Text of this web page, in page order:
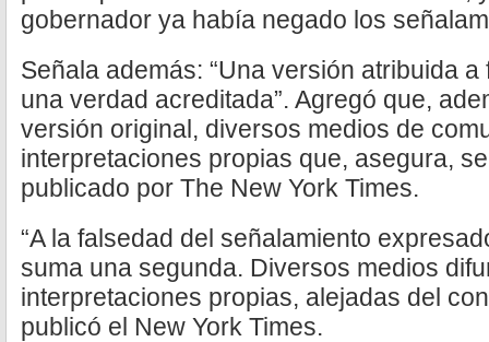
gobernador ya había negado los
Señala además: “Una versión atribuida
una verdad acreditada”. Agregó que,
versión original, diversos medios de
interpretaciones propias que, asegura,
publicado por The New York Times.
“A la falsedad del señalamiento
suma una segunda. Diversos medios
interpretaciones propias, alejadas del
publicó el New York Times.